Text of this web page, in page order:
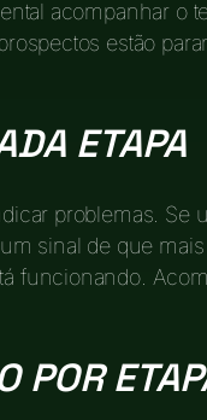
acompanhar o
estão
ETAPA
problemas. Se
sinal de que mais
funcionando.
POR